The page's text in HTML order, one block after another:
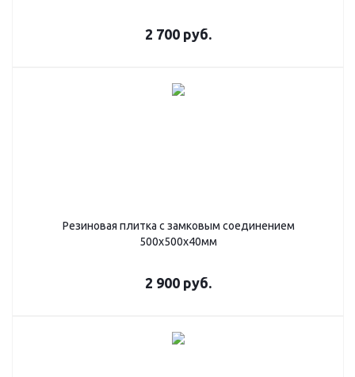
2 700 руб.
Резиновая плитка с замковым соединением
500х500х40мм
2 900 руб.